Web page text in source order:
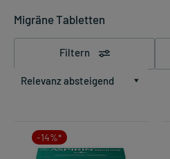
Migräne Tabletten
Filtern
Relevanz absteigend
-14%*